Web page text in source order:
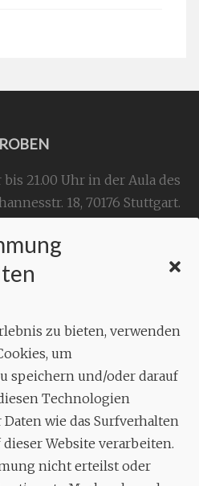
zu bieten, verwenden
um
speichern und/oder darauf
Technologien
wie das Surfverhalten
Website verarbeiten.
nicht erteilst oder
bis 21.00 Uhr in der Aula des
18, 70176 Stuttgart.
Str. 18
Stuttgart
Leiter:
Trummer